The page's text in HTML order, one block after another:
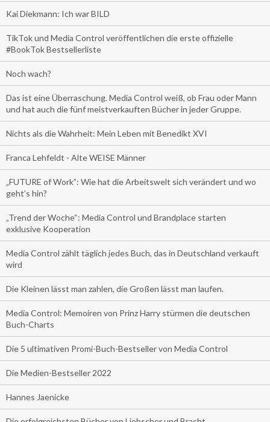
Kai Diekmann: Ich war BILD
TikTok und Media Control veröffentlichen die erste offizielle
#BookTok Bestsellerliste
Noch wach?
Das ist eine Überraschung. Media Control weiß, ob Frau oder Mann
und hat auch die fünf meistverkauften Bücher in jeder Gruppe.
Nichts als die Wahrheit: Mein Leben mit Benedikt XVI
Franca Lehfeldt - Alte WEISE Männer
„FUTURE of Work”: Wie hat die Arbeitswelt sich verändert und wo
geht’s hin?
„Trend der Woche“: Media Control und Brandplace starten
exklusive Kooperation
Media Control zählt täglich jedes Buch, das in Deutschland verkauft
wird
Die Kleinen lässt man zahlen, die Großen lässt man laufen.
Media Control: Memoiren von Prinz Harry stürmen die deutschen
Buch-Charts
Die 5 ultimativen Promi-Buch-Bestseller von Media Control
Die Medien-Bestseller 2022
Hannes Jaenicke